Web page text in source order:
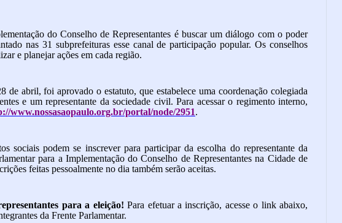
do Conselho de Representantes é buscar um diálogo com o poder
nas 31 subprefeituras esse canal de participação popular. Os conselhos
e planejar ações em cada região.
de abril, foi aprovado o estatuto, que estabelece uma coordenação colegiada
e um representante da sociedade civil. Para acessar o regimento interno,
www.nossasaopaulo.org.br/portal/node/2951.
sociais podem se inscrever para participar da escolha do representante da
para a Implementação do Conselho de Representantes na Cidade de
feitas pessoalmente no dia também serão aceitas.
para a eleição! Para efetuar a inscrição, acesse o link abaixo,
da Frente Parlamentar.